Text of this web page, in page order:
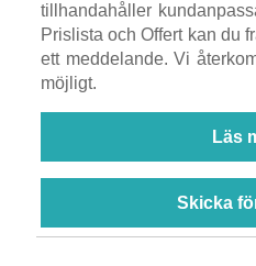
tillhandahåller
Prislista och Offert kan du
ett meddelande. Vi
möjligt.
Läs
Skicka